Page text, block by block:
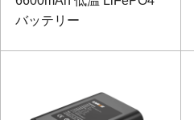
バッテリー